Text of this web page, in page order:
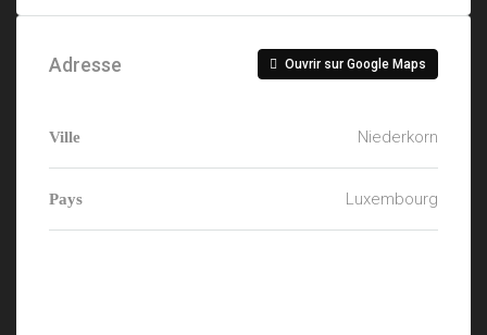
Adresse Ouvrir sur Google Maps
Ville Niederkorn
Pays Luxembourg